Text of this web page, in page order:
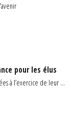
pour les élus
à l’exercice de leur ...